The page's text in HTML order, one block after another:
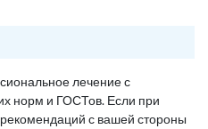
лечение с
норм и ГОСТов. Если при
с вашей стороны